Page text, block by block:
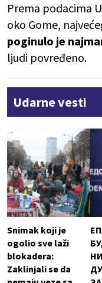
Prema podacima
oko Gome,
poginulo je
ljudi povređeno.
Udarne vesti
Snimak koji je
ogolio sve laži
blokadera:
Zaklinjali se da